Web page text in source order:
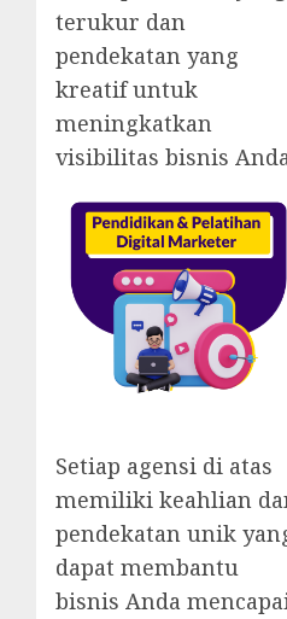
terukur dan
pendekatan yang
kreatif untuk
meningkatkan
visibilitas bisnis
Setiap agensi di atas
memiliki keahlian
pendekatan unik
dapat membantu
bisnis Anda